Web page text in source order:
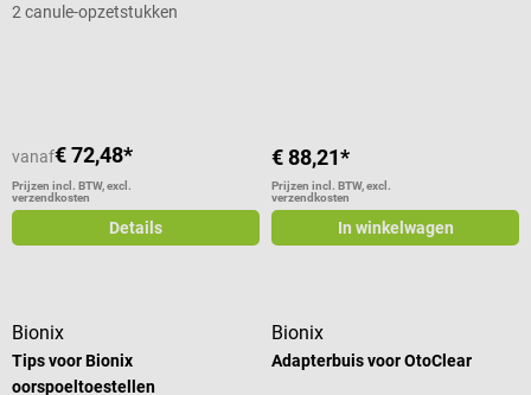
2 canule-opzetstukken
vanaf€ 72,48*
Prijzen incl. BTW, excl.
verzendkosten
Details
€ 88,21*
Prijzen incl. BTW, excl.
verzendkosten
In winkelwagen
Bionix
Tips voor Bionix
oorspoeltoestellen
Bionix
Adapterbuis voor OtoClear